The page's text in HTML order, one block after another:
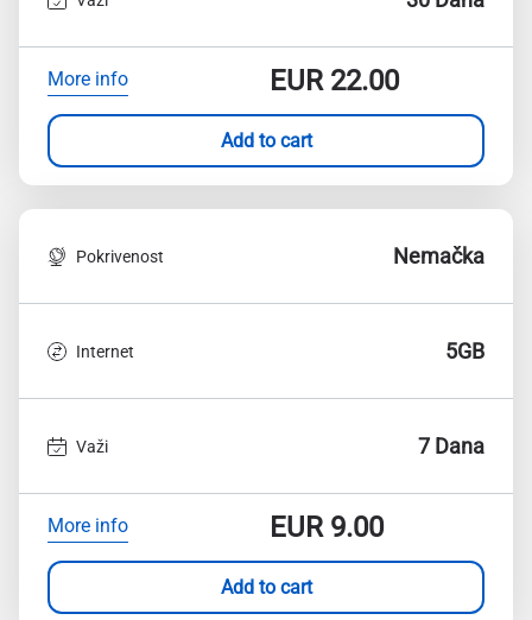
More info EUR22.00
Add to cart
Pokrivenost Nemačka
Internet 5GB
Važi 7 Dana
More info EUR9.00
Add to cart